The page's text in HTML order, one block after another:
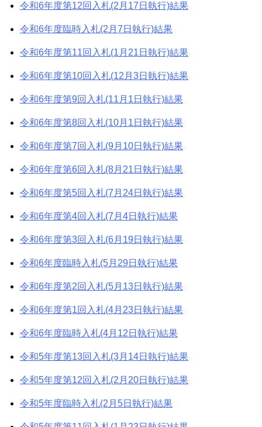
令和6年度第12回入札(2月17日執行)結果
令和6年度臨時入札(2月7日執行)結果
令和6年度第11回入札(1月21日執行)結果
令和6年度第10回入札(12月3日執行)結果
令和6年度第9回入札(11月1日執行)結果
令和6年度第8回入札(10月1日執行)結果
令和6年度第7回入札(9月10日執行)結果
令和6年度第6回入札(8月21日執行)結果
令和6年度第5回入札(7月24日執行)結果
令和6年度第4回入札(7月4日執行)結果
令和6年度第3回入札(6月19日執行)結果
令和6年度臨時入札(5月29日執行)結果
令和6年度第2回入札(5月13日執行)結果
令和6年度第1回入札(4月23日執行)結果
令和6年度臨時入札(4月12日執行)結果
令和5年度第13回入札(3月14日執行)結果
令和5年度第12回入札(2月20日執行)結果
令和5年度臨時入札(2月5日執行)結果